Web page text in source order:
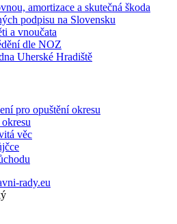
amortizace a skutečná škoda
podpisu na Slovensku
a vnoučata
dle NOZ
Uherské Hradiště
pro opuštění okresu
věc
rady.eu